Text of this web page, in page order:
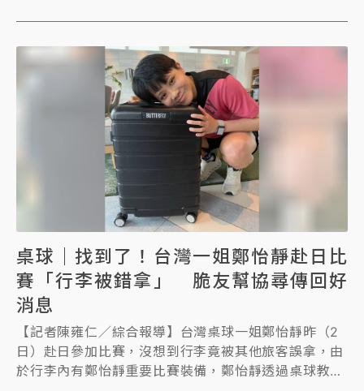
桌球｜找到了！台灣一姐鄭怡靜赴日比
賽「行李被錯拿」 脆友幫協尋傳回好
消息
【記者陳雍仁／綜合報導】台灣桌球一姐鄭怡靜昨（2
日）赴日參加比賽，沒想到行李竟被其他旅客誤拿，由
於行李內有鄭怡靜重要比賽裝備，鄭怡靜透過桌球教練